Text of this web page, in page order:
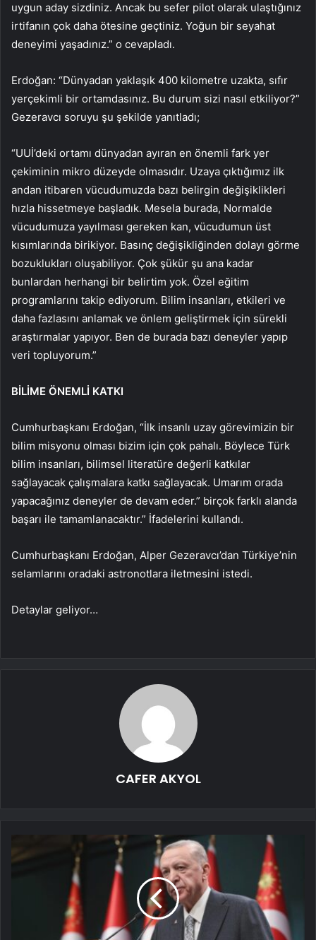
uygun aday sizdiniz. Ancak bu sefer pilot olarak ulaştığınız
irtifanın çok daha ötesine geçtiniz. Yoğun bir seyahat
deneyimi yaşadınız.” o cevapladı.
Erdoğan: “Dünyadan yaklaşık 400 kilometre uzakta, sıfır
yerçekimli bir ortamdasınız. Bu durum sizi nasıl etkiliyor?”
Gezeravcı soruyu şu şekilde yanıtladı;
“UUİ’deki ortamı dünyadan ayıran en önemli fark yer
çekiminin mikro düzeyde olmasıdır. Uzaya çıktığımız ilk
andan itibaren vücudumuzda bazı belirgin değişiklikleri
hızla hissetmeye başladık. Mesela burada, Normalde
vücudumuza yayılması gereken kan, vücudumun üst
kısımlarında birikiyor. Basınç değişikliğinden dolayı görme
bozuklukları oluşabiliyor. Çok şükür şu ana kadar
bunlardan herhangi bir belirtim yok. Özel eğitim
programlarını takip ediyorum. Bilim insanları, etkileri ve
daha fazlasını anlamak ve önlem geliştirmek için sürekli
araştırmalar yapıyor. Ben de burada bazı deneyler yapıp
veri topluyorum.”
BİLİME ÖNEMLİ KATKI
Cumhurbaşkanı Erdoğan, “İlk insanlı uzay görevimizin bir
bilim misyonu olması bizim için çok pahalı. Böylece Türk
bilim insanları, bilimsel literatüre değerli katkılar
sağlayacak çalışmalara katkı sağlayacak. Umarım orada
yapacağınız deneyler de devam eder.” birçok farklı alanda
başarı ile tamamlanacaktır.” İfadelerini kullandı.
Cumhurbaşkanı Erdoğan, Alper Gezeravcı’dan Türkiye’nin
selamlarını oradaki astronotlara iletmesini istedi.
Detaylar geliyor…
CAFER AKYOL